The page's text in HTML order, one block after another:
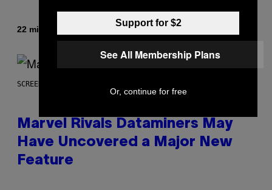
22 minutes ago Denny Connolly
SCREENSHOT: NETEASE, MARVEL
Marvel Rivals Dataminers May
Have Uncovered a Major New
Feature
Support for $2
See All Membership Plans
Or, continue for free